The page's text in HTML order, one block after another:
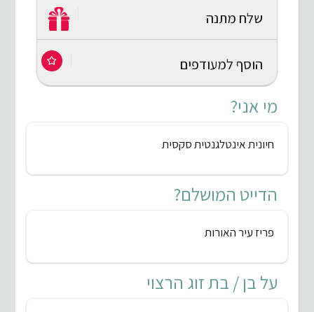
שלח מתנה
הוסף למעודפים
מי אני?
חיונית אינטלגנטית סקסית
הדייט המושלם?
פריז עיר האורות
על בן / בת זוג הרצוי